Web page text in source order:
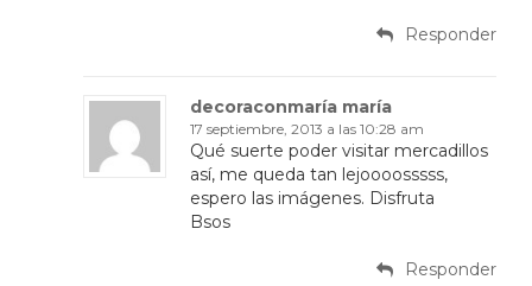
Responder
decoraconmaría maría
17 septiembre, 2013 a las 10:28 am
Qué suerte poder visitar mercadillos
así, me queda tan lejoooosssss,
espero las imágenes. Disfruta
Bsos
Responder